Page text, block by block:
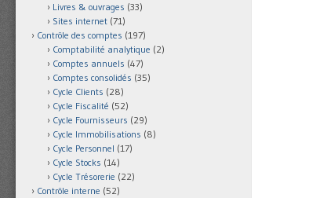
Livres & ouvrages (33)
Sites internet (71)
Contrôle des comptes (197)
Comptabilité analytique (2)
Comptes annuels (47)
Comptes consolidés (35)
Cycle Clients (28)
Cycle Fiscalité (52)
Cycle Fournisseurs (29)
Cycle Immobilisations (8)
Cycle Personnel (17)
Cycle Stocks (14)
Cycle Trésorerie (22)
Contrôle interne (52)